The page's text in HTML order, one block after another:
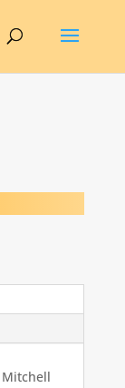
Mitchell